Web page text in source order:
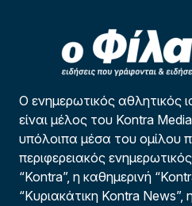
Ο ενημερωτικός αθλητικός
είναι μέλος του Kontra
υπόλοιπα μέσα του ομίλου
περιφερειακός
“Kontra”, η καθημερινή
“Κυριακάτικη Kontra